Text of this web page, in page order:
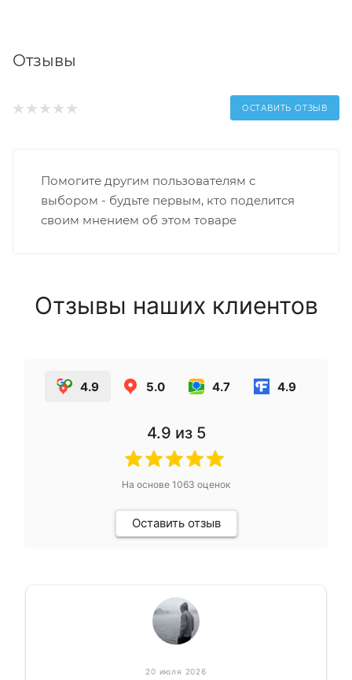
Отзывы
ОСТАВИТЬ ОТЗЫВ
Помогите другим пользователям с
выбором - будьте первым, кто поделится
своим мнением об этом товаре
Отзывы наших клиентов
4.9 5.0 4.7 4.9
4.9 из 5
На основе 1063 оценок
Оставить отзыв
20 июля 2026